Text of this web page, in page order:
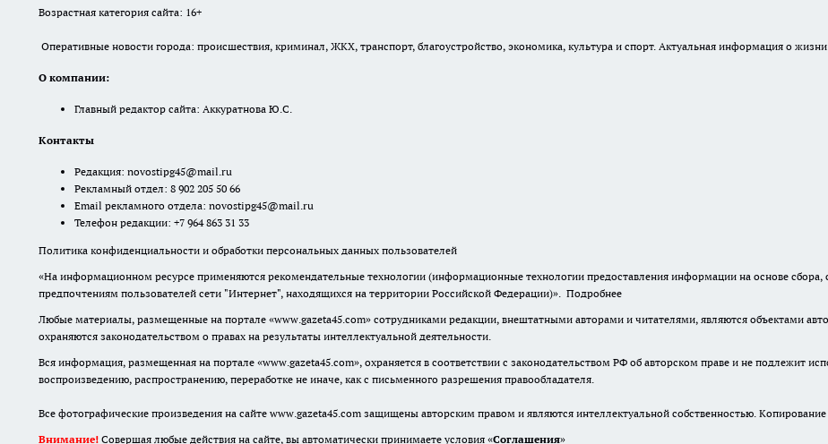
Возрастная категория сайта: 16+
Оперативные новости города: происшествия, криминал, ЖКХ, транспорт, благоустройство, экономика, культура и спорт. Актуальная информация о жизни
О компании:
Главный редактор сайта: Аккуратнова Ю.С.
Контакты
Редакция: novostipg45@mail.ru
Рекламный отдел: 8 902 205 50 66
Email рекламного отдела: novostipg45@mail.ru
Телефон редакции: +7 964 863 31 33
Политика конфиденциальности и обработки персональных данных пользователей
«На информационном ресурсе применяются рекомендательные технологии (информационные технологии предоставления информации на основе сбора,
предпочтениям пользователей сети "Интернет", находящихся на территории Российской Федерации)». Подробнее
Любые материалы, размещенные на портале «www.gazeta45.com» сотрудниками редакции, внештатными авторами и читателями, являются объектами
охраняются законодательством о правах на результаты интеллектуальной деятельности.
Вся информация, размещенная на портале «www.gazeta45.com», охраняется в соответствии с законодательством РФ об авторском праве и не подлежит
воспроизведению, распространению, переработке не иначе, как с письменного разрешения правообладателя.
Все фотографические произведения на сайте www.gazeta45.com защищены авторским правом и являются интеллектуальной собственностью.
Внимание! Совершая любые действия на сайте, вы автоматически принимаете условия «Cоглашения»